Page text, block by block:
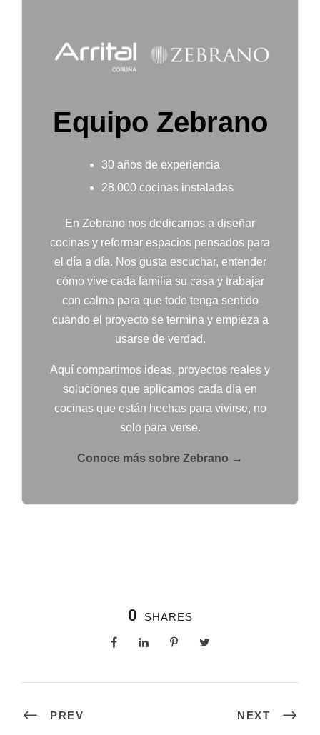
Equipo Zebrano
30 años de experiencia
28.000 cocinas instaladas
En Zebrano nos dedicamos a diseñar
cocinas y reformar espacios pensados para
el día a día. Nos gusta escuchar, entender
cómo vive cada familia su casa y trabajar
con calma para que todo tenga sentido
cuando el proyecto se termina y empieza a
usarse de verdad.
Aquí compartimos ideas, proyectos reales y
soluciones que aplicamos cada día en
cocinas que están hechas para vivirse, no
solo para verse.
Conoce más sobre Zebrano →
0 SHARES
PREV NEXT